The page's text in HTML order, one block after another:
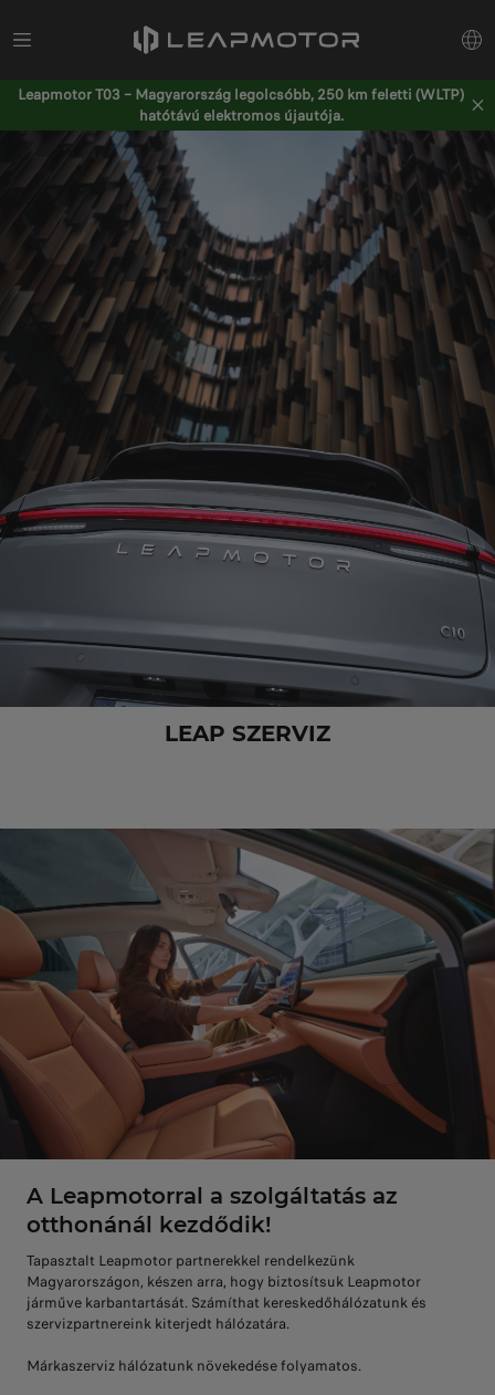
Leapmotor T03 – Magyarország legolcsóbb, 250 km feletti (WLTP)
hatótávú elektromos újautója.
LEAP SZERVIZ
A Leapmotorral a szolgáltatás az
otthonánál kezdődik!
Tapasztalt Leapmotor partnerekkel rendelkezünk
Magyarországon, készen arra, hogy biztosítsuk Leapmotor
járműve karbantartását. Számíthat kereskedőhálózatunk és
szervizpartnereink kiterjedt hálózatára.
Márkaszerviz hálózatunk növekedése folyamatos.